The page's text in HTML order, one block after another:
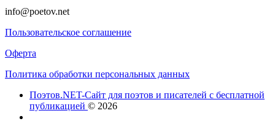
info@poetov.net
Пользовательское соглашение
Оферта
Политика обработки персональных данных
Поэтов.NET-Сайт для поэтов и писателей с бесплатной
публикацией © 2026